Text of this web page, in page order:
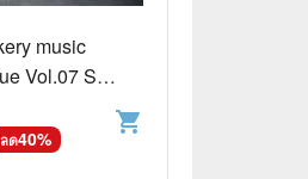
music
Vol.07 Sep
ลด40%
shopping_cart